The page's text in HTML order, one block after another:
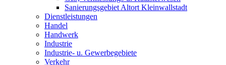
Sanierungsgebiet Altort Kleinwallstadt
Dienstleistungen
Handel
Handwerk
Industrie
Industrie- u. Gewerbegebiete
Verkehr